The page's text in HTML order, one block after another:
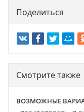
Поделиться
Смотрите также
ВОЗМОЖНЫЕ